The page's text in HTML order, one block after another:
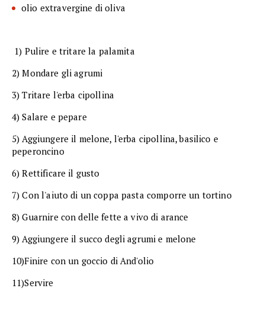
olio extravergine di oliva
1) Pulire e tritare la palamita
2) Mondare gli agrumi
3) Tritare l'erba cipollina
4) Salare e pepare
5) Aggiungere il melone, l'erba cipollina, basilico e
peperoncino
6) Rettificare il gusto
7) Con l'aiuto di un coppa pasta comporre un tortino
8) Guarnire con delle fette a vivo di arance
9) Aggiungere il succo degli agrumi e melone
10)Finire con un goccio di And'olio
11)Servire